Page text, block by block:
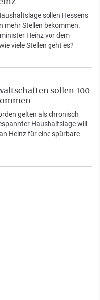
sollen Hessens
Stellen bekommen.
Heinz vor dem
viele Stellen geht es?
sollen 100
gelten als chronisch
Haushaltslage will
Heinz für eine spürbare